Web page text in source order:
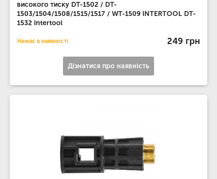
високого тиску DT-1502 / DT-
1503/1504/1508/1515/1517 / WT-1509 INTERTOOL DT-
1532 Intertool
Немає в наявності 249 грн
Дізнатися про наявність